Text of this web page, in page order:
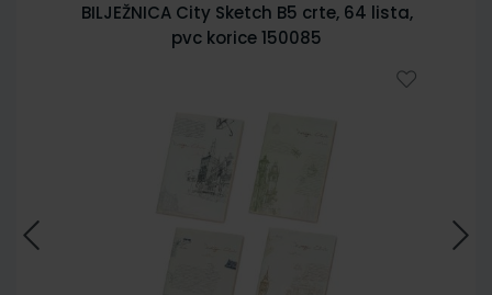
BILJEŽNICA City Sketch B5 crte, 64 lista,
pvc korice 150085